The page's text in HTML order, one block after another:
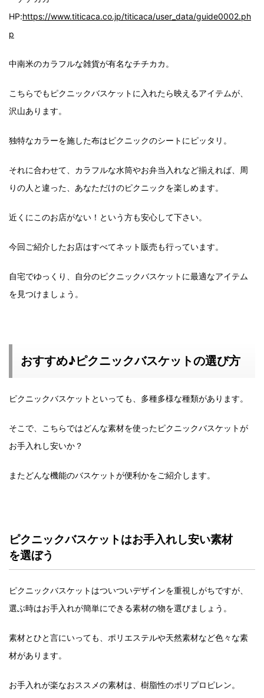
HP:https://www.titicaca.co.jp/titicaca/user_data/guide0002.ph
p
中南米のカラフルな雑貨が有名なチチカカ。
こちらでもピクニックバスケットに入れたら映えるアイテムが、
沢山あります。
独特なカラーを施した布はピクニックのシートにピッタリ。
それに合わせて、カラフルな水筒やお弁当入れなど揃えれば、周
りの人と違った、あなただけのピクニックを楽しめます。
近くにこのお店がない！という方も安心して下さい。
今回ご紹介したお店はすべてネット販売も行っています。
自宅でゆっくり、自分のピクニックバスケットに最適なアイテム
を見つけましょう。
おすすめ♪ピクニックバスケットの選び方
ピクニックバスケットといっても、多種多様な種類があります。
そこで、こちらではどんな素材を使ったピクニックバスケットが
お手入れし安いか？
またどんな機能のバスケットが便利かをご紹介します。
ピクニックバスケットはお手入れし安い素材
を選ぼう
ピクニックバスケットはついついデザインを重視しがちですが、
選ぶ時はお手入れが簡単にできる素材の物を選びましょう。
素材とひと言にいっても、ポリエステルや天然素材など色々な素
材があります。
お手入れが楽なおススメの素材は、樹脂性のポリプロピレン。